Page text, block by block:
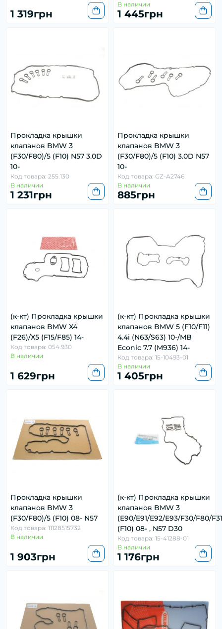
1 319грн
В наличии
1 445грн
Прокладка крышки
клапанов BMW 3
(F30/F80)/5 (F10) N57 3.0D
10-
Код товара: 255.130
В наличии
1 231грн
Прокладка крышки
клапанов BMW 3
(F30/F80)/5 (F10) 3.0D N57
10-
Код товара: GZ-A2746
В наличии
885грн
(к-кт) Прокладка крышки
клапанов BMW X4
(F26)/X5 (F15/F85) 14-
Код товара: 054.930
В наличии
1 629грн
(к-кт) Прокладка крышки
клапанов BMW 5 (F10/F11)
4.4i (N63/S63) 10-/MB
Econic 7.7 (M936) 14-
Код товара: 15-10493-01
В наличии
1 405грн
Прокладка крышки
клапанов BMW 3
(F30/F80)/5 (F10) 08- N57
Код товара: 11128515732
В наличии
1 903грн
(к-кт) Прокладка крышки
клапанов BMW 3
(E90/E91/E92/E93/F30/F80/
(F10) 08- , N57 D30
Код товара: 15-41288-01
В наличии
1 176грн